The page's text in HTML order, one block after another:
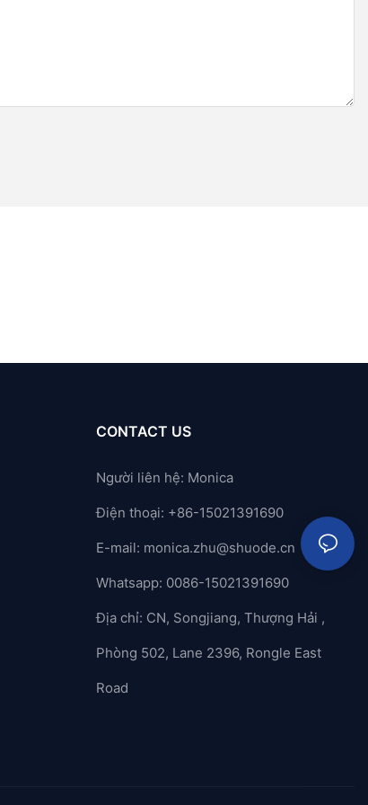
CONTACT US
Người liên hệ: Monica
Điện thoại: +86-15021391690
E-mail: monica.zhu@shuode.cn
Whatsapp: 0086-15021391690
Địa chỉ: CN, Songjiang, Thượng Hải ,
Phòng 502, Lane 2396, Rongle East
Road